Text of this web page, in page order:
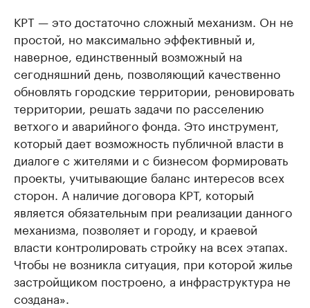
КРТ — это достаточно сложный механизм. Он не
простой, но максимально эффективный и,
наверное, единственный возможный на
сегодняшний день, позволяющий качественно
обновлять городские территории, реновировать
территории, решать задачи по расселению
ветхого и аварийного фонда. Это инструмент,
который дает возможность публичной власти в
диалоге с жителями и с бизнесом формировать
проекты, учитывающие баланс интересов всех
сторон. А наличие договора КРТ, который
является обязательным при реализации данного
механизма, позволяет и городу, и краевой
власти контролировать стройку на всех этапах.
Чтобы не возникла ситуация, при которой жилье
застройщиком построено, а инфраструктура не
создана».